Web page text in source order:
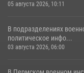
05 августа 2026, 10:11
В подразделениях
политическое инфо...
03 августа 2026, 06:00